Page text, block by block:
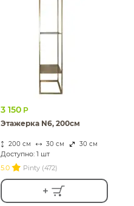
3 150 Р
Этажерка N6, 200см
200 см 30 см 30 см
Доступно: 1 шт
5.0
Pinty (472)